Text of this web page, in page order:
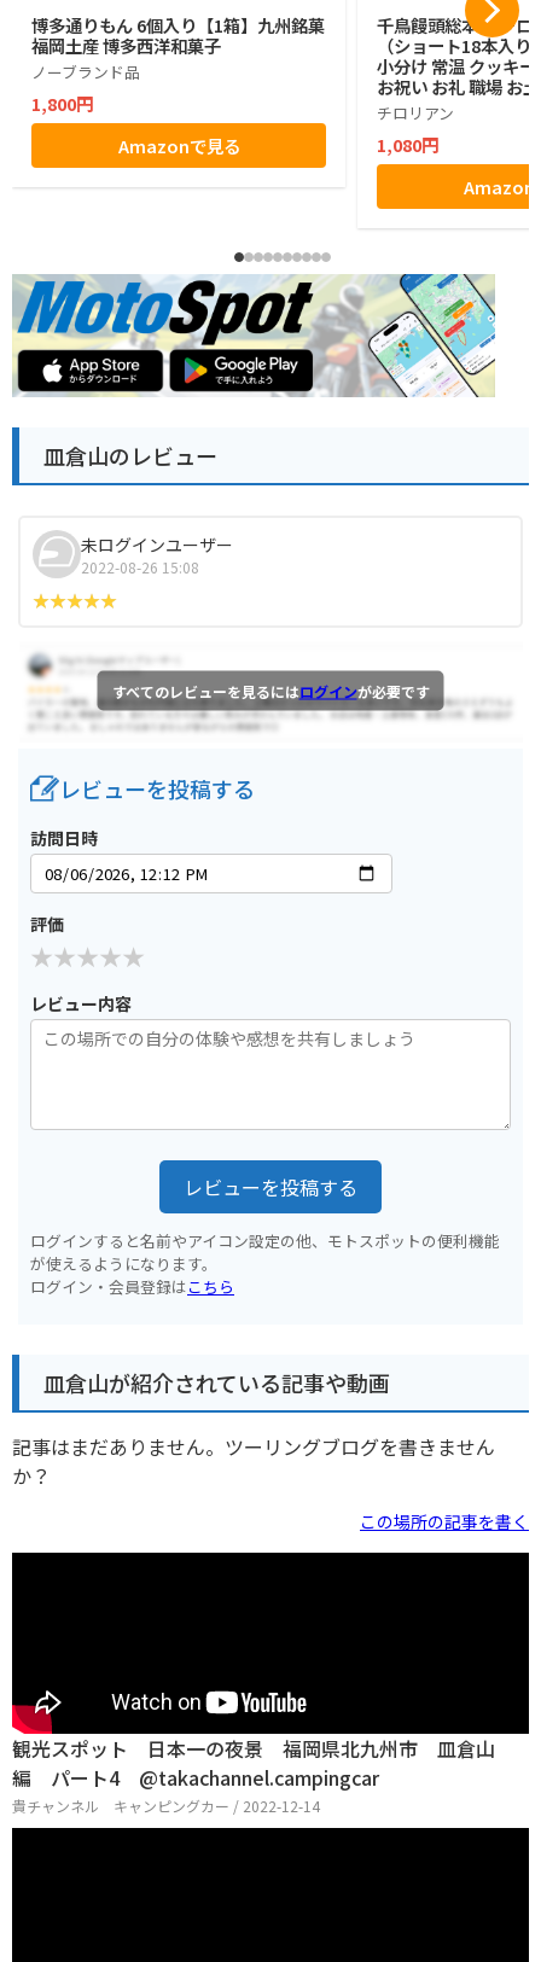
博多通りもん 6個入り【1箱】九州銘菓
福岡土産 博多西洋和菓子
ノーブランド品
1,800円
Amazonで見る
千鳥饅頭総本舗 チロ
（ショート18本入
小分け 常温 クッキ
お祝い お礼 職場 お
れ 退職 焼き菓子 お
千鳥屋
チロリアン
1,080円
Amazon
皿倉山のレビュー
未ログインユーザー
2022-08-26 15:08
すべてのレビューを見るにはログインが必要です
レビューを投稿する
訪問日時
評価
レビュー内容
レビューを投稿する
ログインすると名前やアイコン設定の他、モトスポットの便利機能
が使えるようになります。
ログイン・会員登録はこちら
皿倉山が紹介されている記事や動画
記事はまだありません。ツーリングブログを書きません
か？
この場所の記事を書く
観光スポット 日本一の夜景 福岡県北九州市 皿倉山
編 パート4 @takachannel.campingcar
貴チャンネル キャンピングカー / 2022-12-14